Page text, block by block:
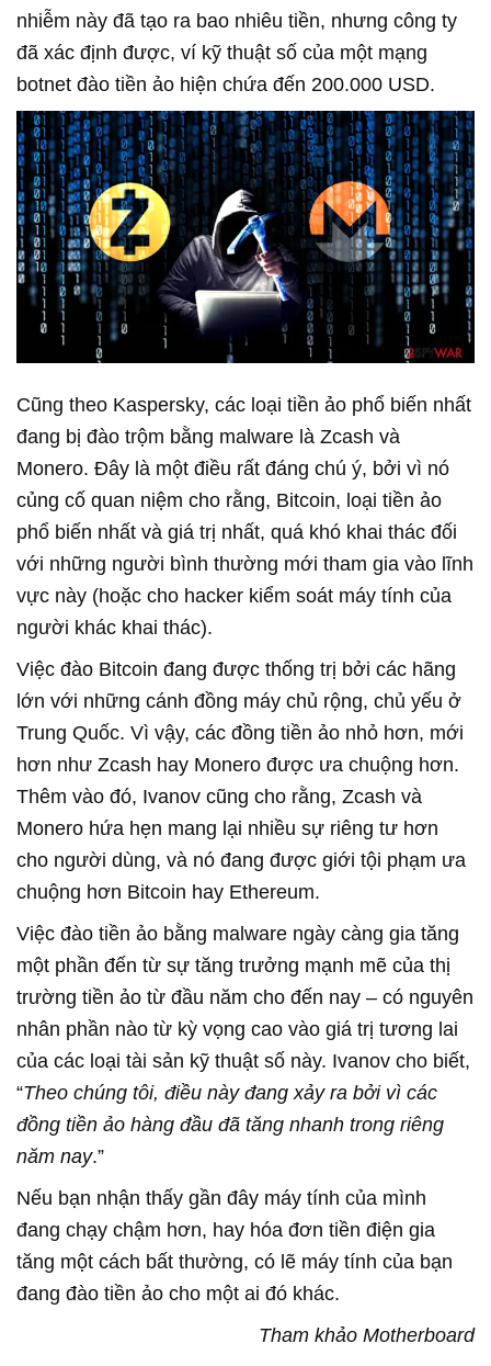
nhiễm này đã tạo ra bao nhiêu tiền, nhưng công ty
đã xác định được, ví kỹ thuật số của một mạng
botnet đào tiền ảo hiện chứa đến 200.000 USD.
Cũng theo Kaspersky, các loại tiền ảo phổ biến nhất
đang bị đào trộm bằng malware là Zcash và
Monero. Đây là một điều rất đáng chú ý, bởi vì nó
củng cố quan niệm cho rằng, Bitcoin, loại tiền ảo
phổ biến nhất và giá trị nhất, quá khó khai thác đối
với những người bình thường mới tham gia vào lĩnh
vực này (hoặc cho hacker kiểm soát máy tính của
người khác khai thác).
Việc đào Bitcoin đang được thống trị bởi các hãng
lớn với những cánh đồng máy chủ rộng, chủ yếu ở
Trung Quốc. Vì vậy, các đồng tiền ảo nhỏ hơn, mới
hơn như Zcash hay Monero được ưa chuộng hơn.
Thêm vào đó, Ivanov cũng cho rằng, Zcash và
Monero hứa hẹn mang lại nhiều sự riêng tư hơn
cho người dùng, và nó đang được giới tội phạm ưa
chuộng hơn Bitcoin hay Ethereum.
Việc đào tiền ảo bằng malware ngày càng gia tăng
một phần đến từ sự tăng trưởng mạnh mẽ của thị
trường tiền ảo từ đầu năm cho đến nay – có nguyên
nhân phần nào từ kỳ vọng cao vào giá trị tương lai
của các loại tài sản kỹ thuật số này. Ivanov cho biết,
“Theo chúng tôi, điều này đang xảy ra bởi vì các
đồng tiền ảo hàng đầu đã tăng nhanh trong riêng
năm nay.”
Nếu bạn nhận thấy gần đây máy tính của mình
đang chạy chậm hơn, hay hóa đơn tiền điện gia
tăng một cách bất thường, có lẽ máy tính của bạn
đang đào tiền ảo cho một ai đó khác.
Tham khảo Motherboard